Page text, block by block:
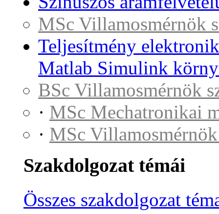
MSc Villamosmérnök
Teljesítmény
Matlab Simulink
BSc Villamosmérnök
· MSc Mechatronikai
· MSc
Szakdolgozat témái
Összes szakdolgozat